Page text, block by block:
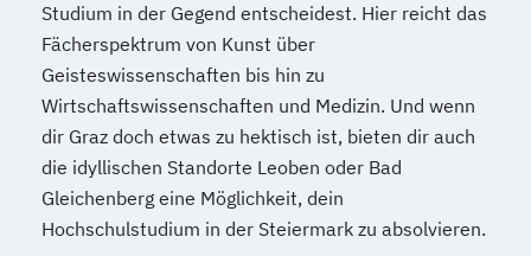
Personalmanagement (DE/EN)
Pflege
Pflegemanagement Pflegepädagogik
Physiotherapie
Product Management (DE/EN)
Produktdesign
Projektmanagement (DE/EN)
Psychologie
Public Health
Studium in der Gegend entscheidest. Hier reicht das
Fächerspektrum von Kunst über
Geisteswissenschaften bis hin zu
Wirtschaftswissenschaften und Medizin. Und wenn
dir Graz doch etwas zu hektisch ist, bieten dir auch
die idyllischen Standorte Leoben oder Bad
Gleichenberg eine Möglichkeit, dein
Hochschulstudium in der Steiermark zu absolvieren.